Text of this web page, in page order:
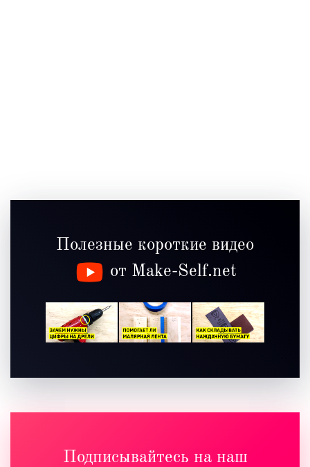
Полезные короткие видео
от Make-Self.net
Подписывайтесь на наш